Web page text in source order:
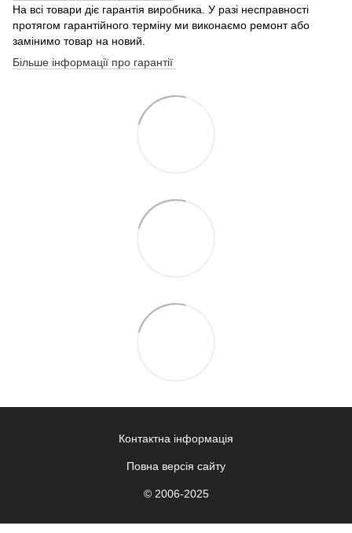
На всі товари діє гарантія виробника. У разі несправності
протягом гарантійного терміну ми виконаємо ремонт або
замінимо товар на новий.
Більше інформації про гарантії
Контактна інформація
Повна версія сайту
© 2006-2025